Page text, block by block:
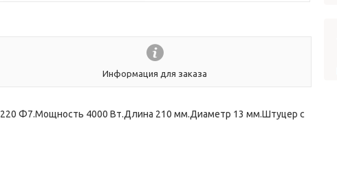
Информация для заказа
220 Ф7.Мощность 4000 Вт.Длина 210 мм.Диаметр 13 мм.Штуцер с